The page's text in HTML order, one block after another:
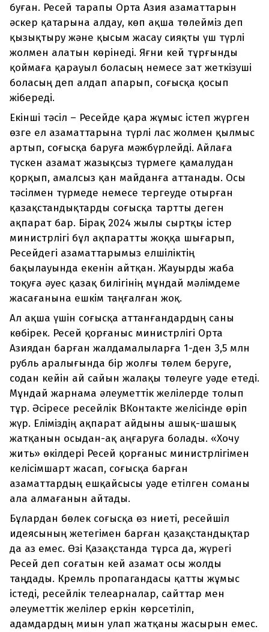
буған. Ресей тарапы Орта Азия азаматтарын
әскер қатарына алдау, көп ақша төлейміз деп
қызықтыру және қысым жасау сияқты үш түрлі
жолмен алатын көрінеді. Яғни кей тұрғынды
қоймаға қарауыл боласың немесе зат жеткізуші
боласың деп алдап апарып, соғысқа қосып
жібереді.
Екінші тәсіл – Ресейде қара жұмыс істеп жүрген
өзге ел азаматтарына түрлі лас жолмен қылмыс
артып, соғысқа баруға мәжбүрлейді. Айлаға
түскен азамат жазықсыз түрмеге қамалудан
қорқып, амалсыз қан майданға аттанады. Осы
тәсілмен түрмеде немесе тергеуде отырған
қазақстандықтарды соғысқа тартты деген
ақпарат бар. Бірақ 2024 жылы сыртқы істер
министрлігі бұл ақпаратты жоққа шығарып,
Ресейдегі азаматтарымыз елшіліктің
бақылауында екенін айтқан. Жауырды жаба
тоқуға әуес қазақ билігінің мұндай мәлімдеме
жасағанына ешкім таңғалған жоқ.
Ал ақша үшін соғысқа аттанғандардың саны
көбірек. Ресей қорғаныс министрлігі Орта
Азиядан барған жалдамалыларға 1-ден 3,5 млн
рубль аралығында бір жолғы төлем беруге,
содан кейін ай сайын жалақы төлеуге уәде етеді.
Мұндай жарнама әлеуметтік желілерде толып
тұр. Әсіресе ресейлік ВКонтакте желісінде өріп
жүр. Еліміздің ақпарат айдыны ашық-шашық
жатқанын осыдан-ақ аңғаруға болады. «Хочу
жить» өкілдері Ресей қорғаныс министрлігімен
келісімшарт жасап, соғысқа барған
азаматтардың ешқайсысы уәде етілген соманы
ала алмағанын айтады.
Бұлардан бөлек соғысқа өз ниеті, ресейшіл
идеясының жетегімен барған қазақстандықтар
да аз емес. Өзі Қазақстанда тұрса да, жүрегі
Ресей деп соғатын кей азамат осы жолды
таңдады. Кремль пропагандасы қатты жұмыс
істеді, ресейлік телеарналар, сайттар мен
әлеуметтік желілер еркін көрсетіліп,
адамдардың миын улап жатқаны жасырын емес.